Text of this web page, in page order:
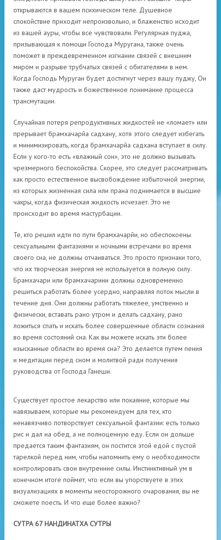
открываются в вашем психическом теле. Душевное
спокойствие приходит непроизвольно, и блаженство исходит
из вашей ауры, чтобы все чувствовали. Регулярная пуджа,
призывающая к помощи Господа Муругана, также очень
поможет в преждевременном изгнании связей с внешним
миром и разрыве трубчатых связей с обитателями в нем.
Когда Господь Муруган будет достигнут через вашу пуджу, Он
также даст мудрость и божественное понимание процесса
трансмутации.
Случайная потеря репродуктивных жидкостей не «ломает» или
прерывает брамхачарйа садхану, хотя этого следует избегать
и минимизировать, когда брамхачарйа садхана вступает в силу.
Если у кого-то есть «влажный сон», это не должно вызывать
чрезмерного беспокойства. Скорее, это следует рассматривать
как просто естественное высвобождение избыточной энергии,
из которых жизненная сила или прана поднимается в высшие
чакры, когда физическая жидкость исчезает. Это не
происходит во время мастурбации.
Те, кто решил идти по пути брамхачарйи, но обеспокоены
сексуальными фантазиями и ночными встречами во время
своего сна, не должны отчаиваться. Это просто признаки того,
что их творческая энергия не используется в полную силу.
Брамхачари или брамхачарини должны одновременно
решиться работать более усердно, направляя поток мысли в
течение дня. Они должны работать тяжелее, умственно и
физически, вставать рано утром и делать садхану, рано
ложиться спать и искать более совершенные области сознания
во время состояний сна. Как вы можете искать эти более
изысканные области во время сна? Это делается путем пения
и медитации перед сном и молитвой ради получения
руководства от Господа Ганеши.
Существует простое лекарство или покаяние, которые мы
навязываем, которые мы рекомендуем для тех, кто
ненавязчиво потворствует сексуальной фантазии: есть только
рис и дал на обед, а не полноценную еду. Если он дольше
предается таким фантазиям, он постится этой едой с пустой
тарелкой перед ним, чтобы напомнить ему о необходимости
контролировать свои внутренние силы. Инстинктивный ум в
конечном итоге поймет, что если вы упорствуете в этих
визуализациях в моменты неосторожного очарования, вы не
сможете поесть. И что еще более важно?
СУТРА 67 НАНДИНАТХА СУТРЫ